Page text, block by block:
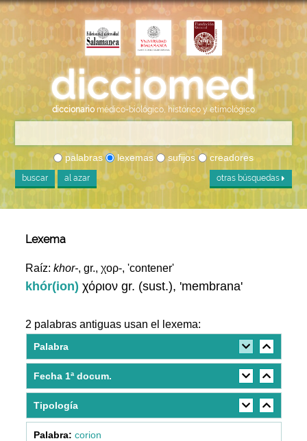
diccionario médico-biológico, histórico y etimológico
palabras lexemas sufijos creadores
buscar al azar otras búsquedas
Lexema
Raíz:khor-, gr., χορ-, 'contener'
khór(ion)χόριον gr. (sust.), 'membrana'
2 palabras antiguas usan el lexema:
Palabra
Fecha 1ª docum.
Tipología
corion